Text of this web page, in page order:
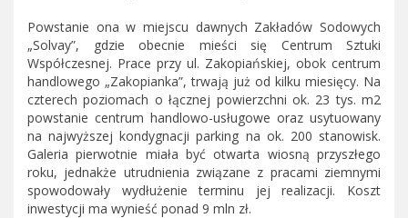
Powstanie ona w miejscu dawnych Zakładów Sodowych
„Solvay”, gdzie obecnie mieści się Centrum Sztuki
Współczesnej. Prace przy ul. Zakopiańskiej, obok centrum
handlowego „Zakopianka”, trwają już od kilku miesięcy. Na
czterech poziomach o łącznej powierzchni ok. 23 tys. m2
powstanie centrum handlowo-usługowe oraz usytuowany
na najwyższej kondygnacji parking na ok. 200 stanowisk.
Galeria pierwotnie miała być otwarta wiosną przyszłego
roku, jednakże utrudnienia związane z pracami ziemnymi
spowodowały wydłużenie terminu jej realizacji. Koszt
inwestycji ma wynieść ponad 9 mln zł.